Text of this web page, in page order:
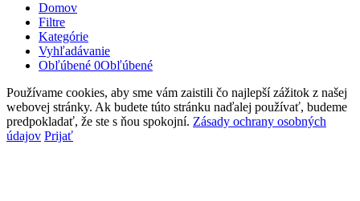
Domov
Filtre
Kategórie
Vyhľadávanie
Obľúbené 0Obľúbené
Používame cookies, aby sme vám zaistili čo najlepší zážitok z našej
webovej stránky. Ak budete túto stránku naďalej používať, budeme
predpokladať, že ste s ňou spokojní. Zásady ochrany osobných
údajov Prijať